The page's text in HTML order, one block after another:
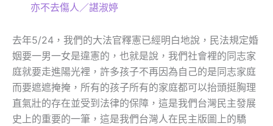
亦不去傷人／諶淑婷
去年5/24，我們的大法官釋憲已經明白地說，民法規定婚
姻要一男一女是違憲的，也就是說，我們社會裡的同志家
庭就要走進陽光裡，許多孩子不再因為自己的是同志家庭
而要遮遮掩掩，所有的孩子所有的家庭都可以抬頭挺胸理
直氣壯的存在並受到法律的保障，這是我們台灣民主發展
史上的重要的一筆，這是我們台灣人在民主版圖上的驕